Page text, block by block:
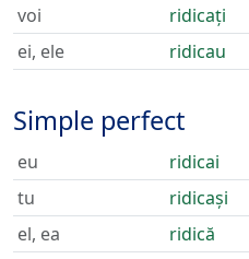
voi
ridicați
ei, ele
ridicau
Simple perfect
eu
ridicai
tu
ridicași
el, ea
ridică